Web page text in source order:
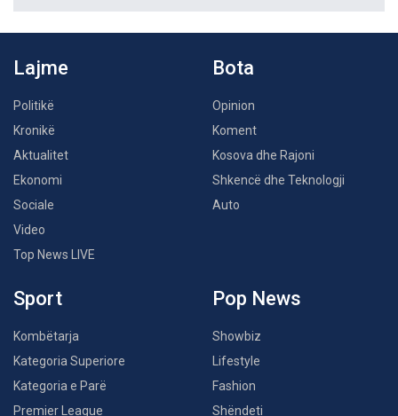
Lajme
Politikë
Kronikë
Aktualitet
Ekonomi
Sociale
Video
Top News LIVE
Bota
Opinion
Koment
Kosova dhe Rajoni
Shkencë dhe Teknologji
Auto
Sport
Kombëtarja
Kategoria Superiore
Kategoria e Parë
Premier League
Pop News
Showbiz
Lifestyle
Fashion
Shëndeti